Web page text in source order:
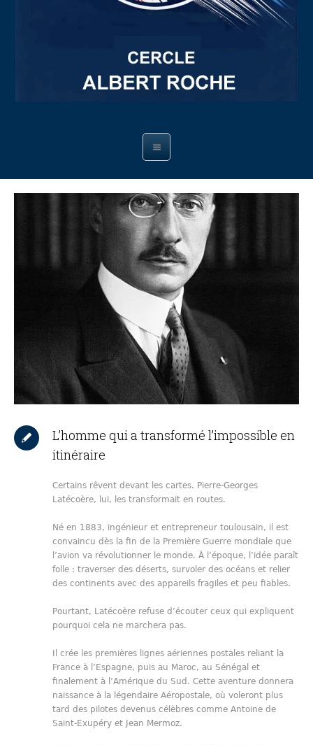
L’homme qui a transformé l’impossible en
itinéraire
Certains rêvent devant les cartes. Pierre-Georges
Latécoère, lui, les transformait en routes.
Né en 1883, ingénieur et entrepreneur toulousain, il est
convaincu dès la fin de la Première Guerre mondiale que
l’avion va révolutionner le monde. À l’époque, l’idée paraît
folle : traverser des déserts, survoler des océans et relier
des continents avec des appareils fragiles et peu fiables.
Pourtant, Latécoère refuse d’écouter ceux qui expliquent
pourquoi cela ne marchera pas.
Il crée les premières lignes aériennes postales reliant la
France à l’Espagne, puis au Maroc, au Sénégal et
finalement à l’Amérique du Sud. Cette aventure donnera
naissance à la légendaire Aéropostale, où voleront plus
tard des pilotes devenus célèbres comme Antoine de
Saint-Exupéry et Jean Mermoz.